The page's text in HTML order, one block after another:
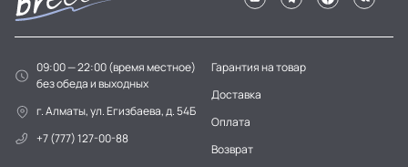
09:00 — 22:00 (время местное)
без обеда и выходных
г. Алматы, ул. Егизбаева, д. 54Б
+7 (777) 127-00-88
Гарантия на товар
Доставка
Оплата
Возврат